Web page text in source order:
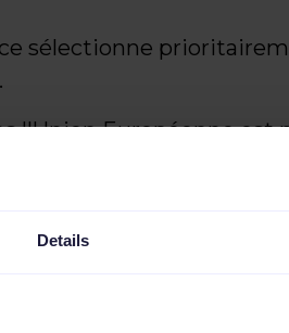
Details
sélectionne
l'Union Européenne est